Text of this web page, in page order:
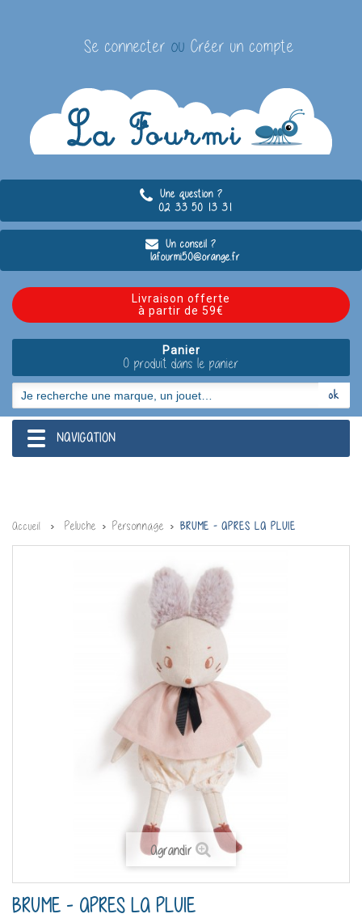
Se connecter ou Créer un compte
Une question ?
02 33 50 13 31
Un conseil ?
lafourmi50@orange.fr
Livraison offerte
à partir de 59€
Panier
0 produit dans le panier
navigation
NAVIGATION
Accueil Peluche Personnage BRUME - APRES LA PLUIE
Agrandir
BRUME - APRES LA PLUIE